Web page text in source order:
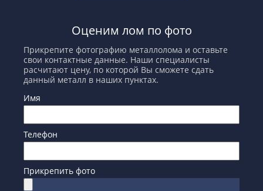
Оценим лом по фото
Прикрепите фотографию металлолома и оставьте
свои контактные данные. Наши специалисты
расчитают цену, по которой Вы сможете сдать
данный металл в наших пунктах.
Имя
Телефон
Прикрепить фото